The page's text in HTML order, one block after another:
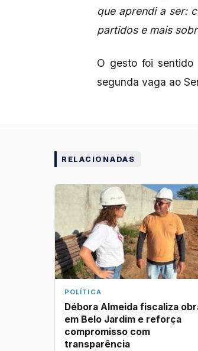
que aprendi a ser:
partidos e mais
O gesto foi
segunda vaga ao
RELACIONADAS
POLÍTICA
Débora Almeida fiscaliza
em Belo Jardim e reforça
compromisso com
transparência